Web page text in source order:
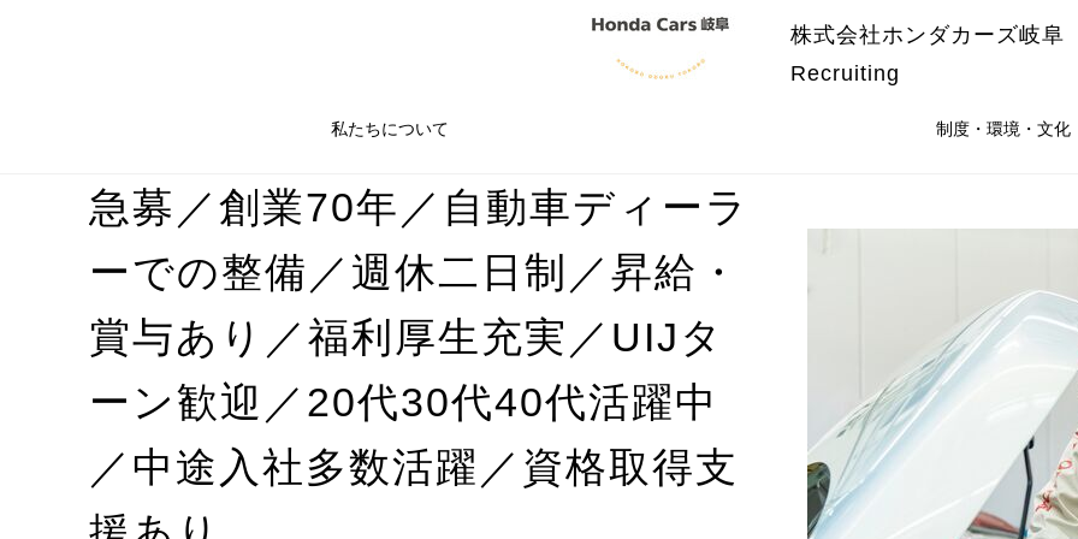
株式会社ホンダカーズ岐阜
Recruiting
私たちについて 制度・環境・文化
急募／創業70年／自動車ディーラ
ーでの整備／週休二日制／昇給・
賞与あり／福利厚生充実／UIJタ
ーン歓迎／20代30代40代活躍中
／中途入社多数活躍／資格取得支